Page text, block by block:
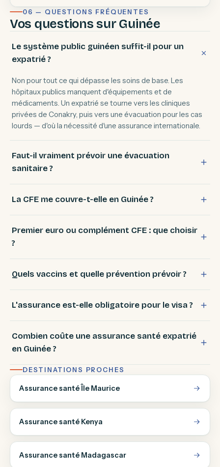
06 — QUESTIONS FRÉQUENTES
Vos questions sur Guinée
Le système public guinéen suffit-il pour un
expatrié ?
Non pour tout ce qui dépasse les soins de base. Les
hôpitaux publics manquent d'équipements et de
médicaments. Un expatrié se tourne vers les cliniques
privées de Conakry, puis vers une évacuation pour les cas
lourds — d'où la nécessité d'une assurance internationale.
Faut-il vraiment prévoir une évacuation
sanitaire ?
La CFE me couvre-t-elle en Guinée ?
Premier euro ou complément CFE : que choisir
?
Quels vaccins et quelle prévention prévoir ?
L'assurance est-elle obligatoire pour le visa ?
Combien coûte une assurance santé expatrié
en Guinée ?
DESTINATIONS PROCHES
Assurance santé Île Maurice
Assurance santé Kenya
Assurance santé Madagascar